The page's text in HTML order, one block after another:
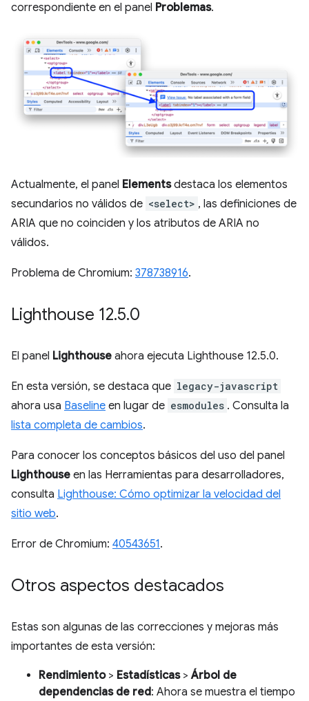
correspondiente en el panel Problemas.
Actualmente, el panel Elementsdestaca los elementos
secundarios no válidos de <select> , las definiciones de
ARIA que no coinciden y los atributos de ARIA no
válidos.
Problema de Chromium: 378738916.
Lighthouse 12.5.0
El panel Lighthouse ahora ejecuta Lighthouse 12.5.0.
En esta versión, se destaca que legacy-javascript
ahora usa Baseline en lugar de esmodules . Consulta la
lista completa de cambios.
Para conocer los conceptos básicos del uso del panel
Lighthouse en las Herramientas para desarrolladores,
consulta Lighthouse: Cómo optimizar la velocidad del
sitio web.
Error de Chromium: 40543651.
Otros aspectos destacados
Estas son algunas de las correcciones y mejoras más
importantes de esta versión:
Rendimiento> Estadísticas>Árbol de
dependencias de red: Ahora se muestra el tiempo